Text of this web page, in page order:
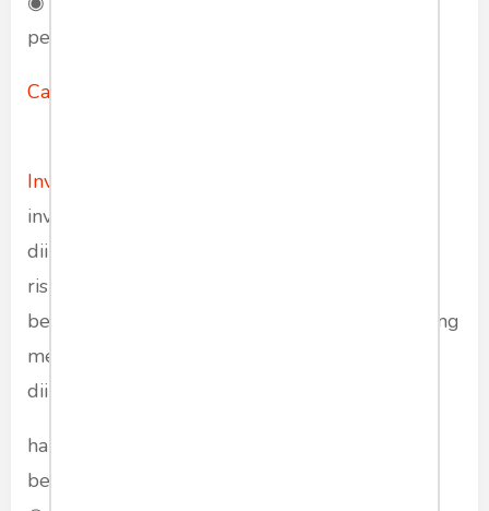
pengetahuan yang cukup.
Cara Investasi Saham dengan benar
Investasi saham
investasi yang paling populer. Namun, perlu
diingat bahwa investasi saham juga memiliki
risiko yang tinggi. Oleh karena itu, sebelum
berinvestasi saham, perlu dilakukan analisis yang
mendalam terhadap perusahaan yang akan
diinvestasikan.
hal yang perlu dipertimbangkan sebelum
berinvestasi saham: